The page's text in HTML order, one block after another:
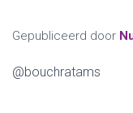
Gepubliceerd door
@bouchratams